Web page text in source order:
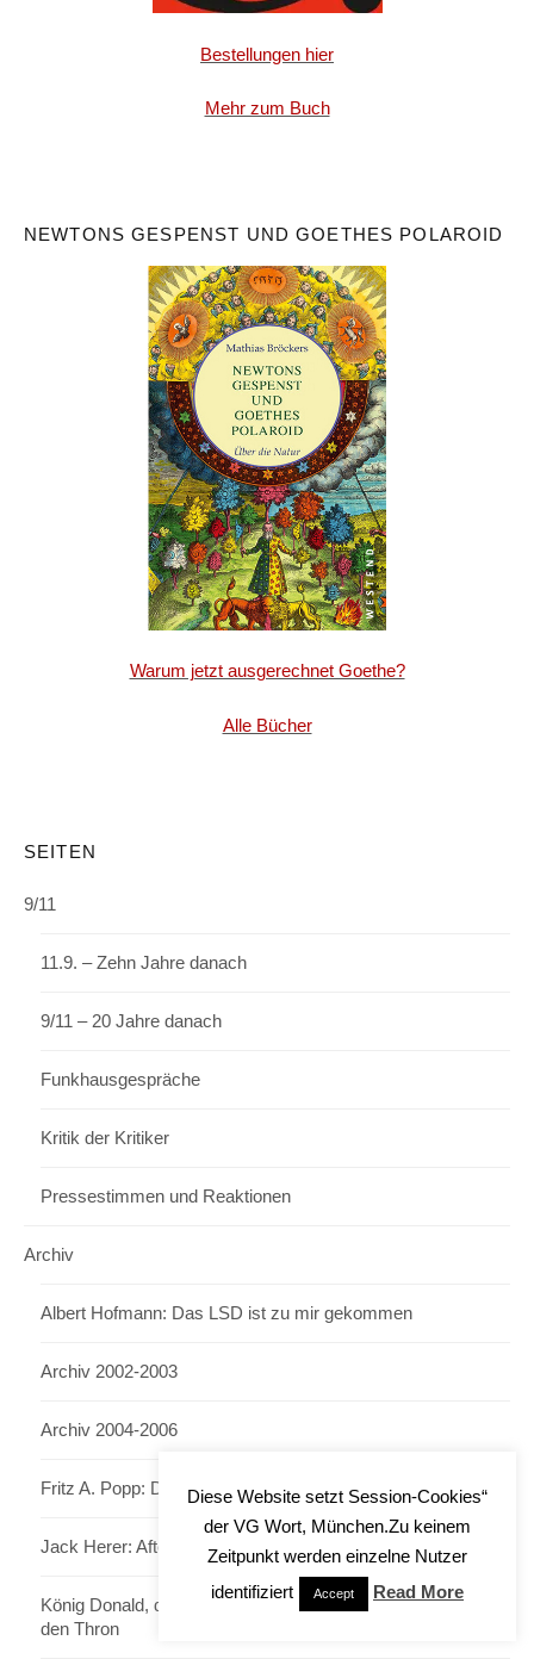
Bestellungen hier
Mehr zum Buch
NEWTONS GESPENST UND GOETHES POLAROID
Warum jetzt ausgerechnet Goethe?
Alle Bücher
SEITEN
9/11
11.9. – Zehn Jahre danach
9/11 – 20 Jahre danach
Funkhausgespräche
Kritik der Kritiker
Pressestimmen und Reaktionen
Archiv
Albert Hofmann: Das LSD ist zu mir gekommen
Archiv 2002-2003
Archiv 2004-2006
Fritz A. Popp: Das Licht des Lebens
Jack Herer: After Sunset
König Donald, die unsichtbaren Meister und der Kampf um
den Thron
Diese Website setzt Session-Cookies“
der VG Wort, München.Zu keinem
Zeitpunkt werden einzelne Nutzer
identifiziert
Accept Read More